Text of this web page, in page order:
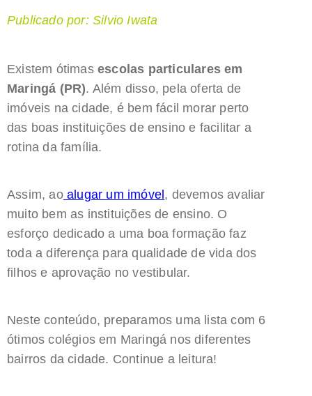
Publicado por: Silvio Iwata
Existem ótimas escolas particulares em
Maringá (PR). Além disso, pela oferta de
imóveis na cidade, é bem fácil morar perto
das boas instituições de ensino e facilitar a
rotina da família.
Assim, aoalugar um imóvel , devemos avaliar
muito bem as instituições de ensino. O
esforço dedicado a uma boa formação faz
toda a diferença para qualidade de vida dos
filhos e aprovação no vestibular.
Neste conteúdo, preparamos uma lista com 6
ótimos colégios em Maringá nos diferentes
bairros da cidade. Continue a leitura!